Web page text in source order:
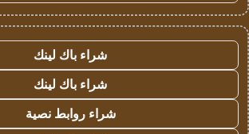
شراء باك لينك
شراء باك لينك
شراء روابط نصية